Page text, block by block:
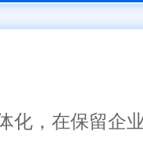
化，在保留